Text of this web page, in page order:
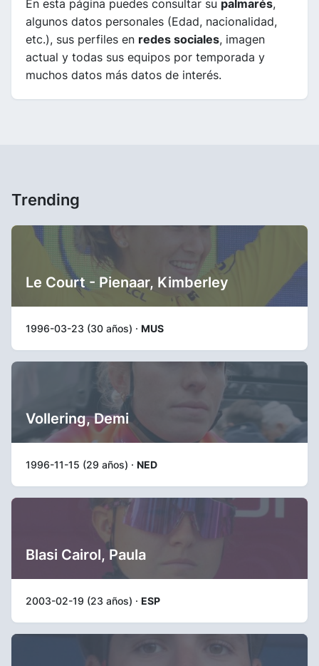
En esta página puedes consultar su palmarés,
algunos datos personales (Edad, nacionalidad,
etc.), sus perfiles en redes sociales, imagen
actual y todas sus equipos por temporada y
muchos datos más datos de interés.
Trending
Le Court - Pienaar, Kimberley
1996-03-23 (30 años) · MUS
Vollering, Demi
1996-11-15 (29 años) · NED
Blasi Cairol, Paula
2003-02-19 (23 años) · ESP